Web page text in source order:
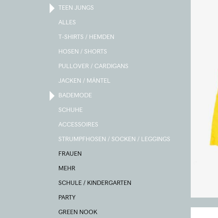
TEEN JUNGS
ALLES
T-SHIRTS / HEMDEN
HOSEN / SHORTS
PULLOVER / CARDIGANS
JACKEN / MÄNTEL
BADEMODE
SCHUHE
ACCESSOIRES
STRUMPFHOSEN / SOCKEN / LEGGINGS
FRAUEN
MEHR
SCHULE / KINDERGARTEN
PARTY
GREEN NOOK